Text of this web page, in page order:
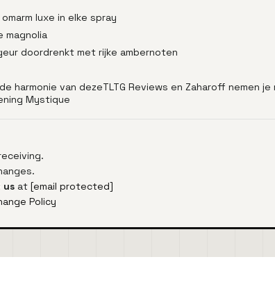
luxe in elke spray
magnolia
doordrenkt met rijke ambernoten
harmonie van dezeTLTG Reviews en Zaharoff nemen
Mystique
us at [email protected]
Policy